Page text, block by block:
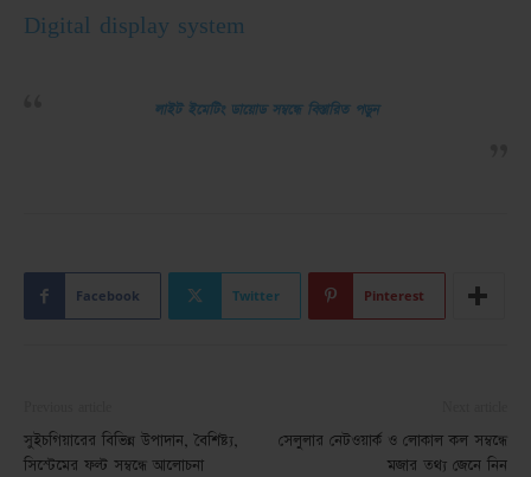
Digital display system
লাইট ইমেটিং ডায়োড সম্বন্ধে বিস্তারিত পড়ুন
Facebook Twitter Pinterest
সুইচগিয়ারের বিভিন্ন উপাদান, বৈশিষ্ট্য,
সিস্টেমের ফল্ট সম্বন্ধে আলোচনা
সেলুলার নেটওয়ার্ক ও লোকাল কল সম্বন্ধে
মজার তথ্য জেনে নিন